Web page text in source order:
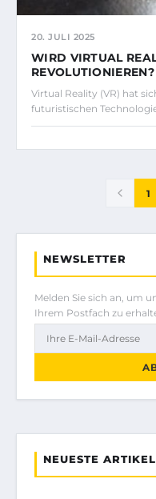
20. JULI 2025
WIRD VIRTUAL
REVOLUTIONIEREN?
Virtual Reality (VR) hat
futuristischen
1
NEWSLETTER
Melden Sie sich an, um
Ihrem Postfach zu
NEUESTE ARTIKEL